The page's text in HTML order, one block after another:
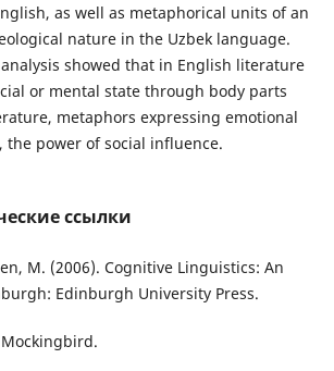
as well as metaphorical units of an
nature in the Uzbek language.
showed that in English literature
or mental state through body parts
metaphors expressing emotional
power of social influence.
ссылки
M. (2006). Cognitive Linguistics: An
Edinburgh University Press.
Mockingbird.